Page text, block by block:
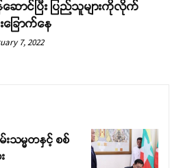
ောင်ပြီး ပြည်သူများကိုလိုက်
းခြောက်နေ
7, 2022
သမ္မတနှင့် စစ်